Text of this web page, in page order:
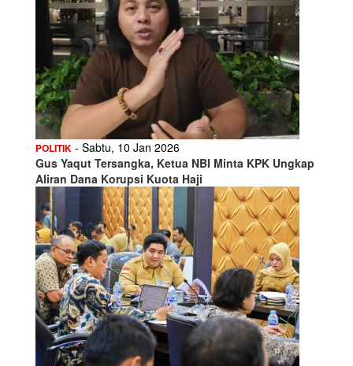
POLITIK - Sabtu, 10 Jan 2026
Gus Yaqut Tersangka, Ketua NBI Minta KPK Ungkap
Aliran Dana Korupsi Kuota Haji